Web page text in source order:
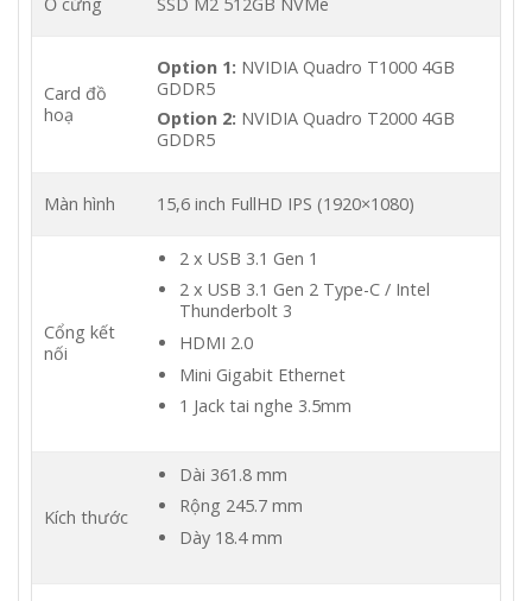
Card đồ
hoạ
Option 1: NVIDIA Quadro T1000 4GB
GDDR5
Option 2: NVIDIA Quadro T2000 4GB
GDDR5
Màn hình 15,6 inch FullHD IPS (1920×1080)
Cổng kết
nối
2 x USB 3.1 Gen 1
2 x USB 3.1 Gen 2 Type-C / Intel
Thunderbolt 3
HDMI 2.0
Mini Gigabit Ethernet
1 Jack tai nghe 3.5mm
Kích thước
Dài 361.8 mm
Rộng 245.7 mm
Dày 18.4 mm